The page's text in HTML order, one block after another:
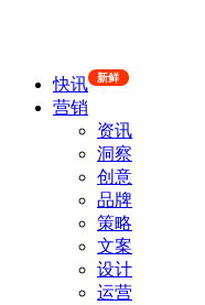
快讯 新鲜
营销
资讯
洞察
创意
品牌
策略
文案
设计
运营